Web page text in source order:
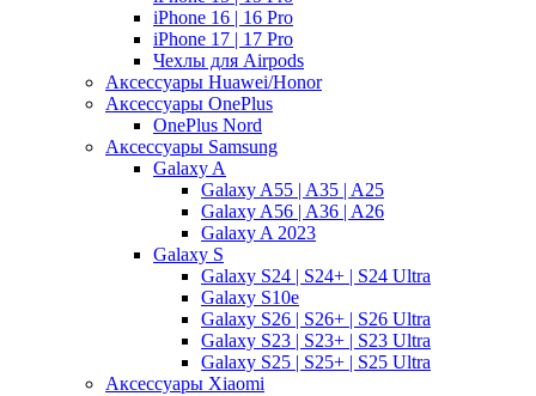
iPhone 16 | 16 Pro
iPhone 17 | 17 Pro
Чехлы для Airpods
Аксессуары Huawei/Honor
Аксессуары OnePlus
OnePlus Nord
Аксессуары Samsung
Galaxy A
Galaxy A55 | A35 | A25
Galaxy A56 | A36 | A26
Galaxy A 2023
Galaxy S
Galaxy S24 | S24+ | S24 Ultra
Galaxy S10e
Galaxy S26 | S26+ | S26 Ultra
Galaxy S23 | S23+ | S23 Ultra
Galaxy S25 | S25+ | S25 Ultra
Аксессуары Xiaomi